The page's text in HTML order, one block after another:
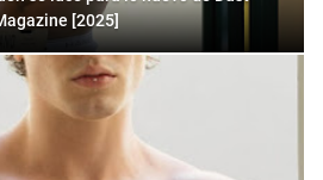
[2025]